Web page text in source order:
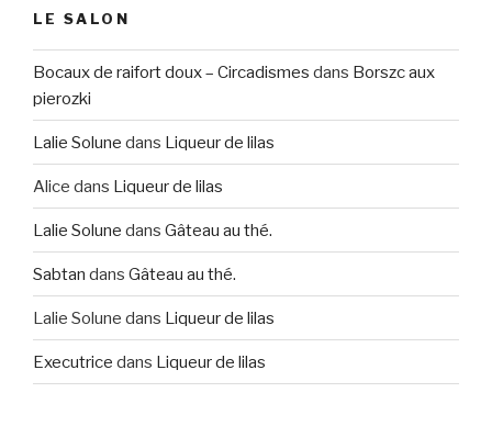
LE SALON
Bocaux de raifort doux – Circadismes dans Borszc aux
pierozki
Lalie Solune dans Liqueur de lilas
Alice dans Liqueur de lilas
Lalie Solune dans Gâteau au thé.
Sabtan dans Gâteau au thé.
Lalie Solune dans Liqueur de lilas
Executrice dans Liqueur de lilas